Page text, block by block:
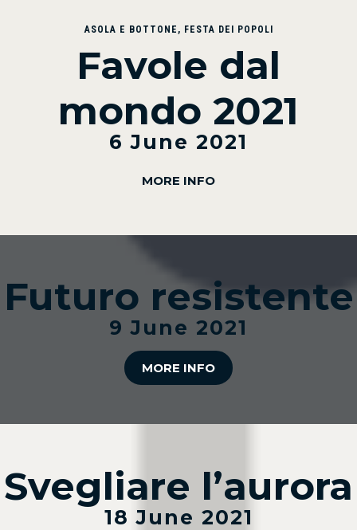
ASOLA E BOTTONE , FESTA DEI POPOLI
Favole dal
mondo 2021
6 June 2021
MORE INFO
Futuro resistente
9 June 2021
MORE INFO
Svegliare l’aurora
18 June 2021